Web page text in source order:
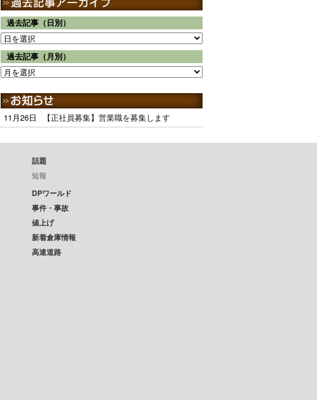
過去記事（日別）
過去記事（月別）
11月26日 【正社員募集】営業職を募集します
話題
短報
DPワールド
事件・事故
値上げ
新着倉庫情報
高速道路